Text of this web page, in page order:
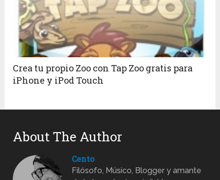
Crea tu propio Zoo con Tap Zoo gratis para
iPhone y iPod Touch
About The Author
Cento
Filósofo, Músico, Blogger y amante